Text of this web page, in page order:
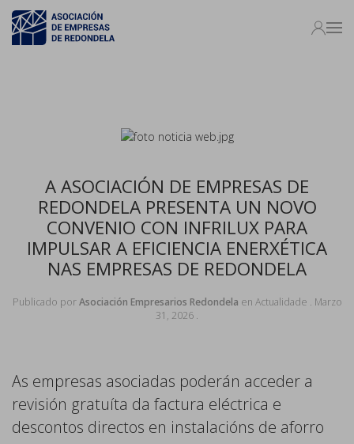
A ASOCIACIÓN DE EMPRESAS DE
REDONDELA PRESENTA UN NOVO
CONVENIO CON INFRILUX PARA
IMPULSAR A EFICIENCIA ENERXÉTICA
NAS EMPRESAS DE REDONDELA
Publicado porAsociación Empresarios Redondela en Actualidade . Marzo
31, 2026 .
As empresas asociadas poderán acceder a
revisión gratuíta da factura eléctrica e
descontos directos en instalacións de aforro